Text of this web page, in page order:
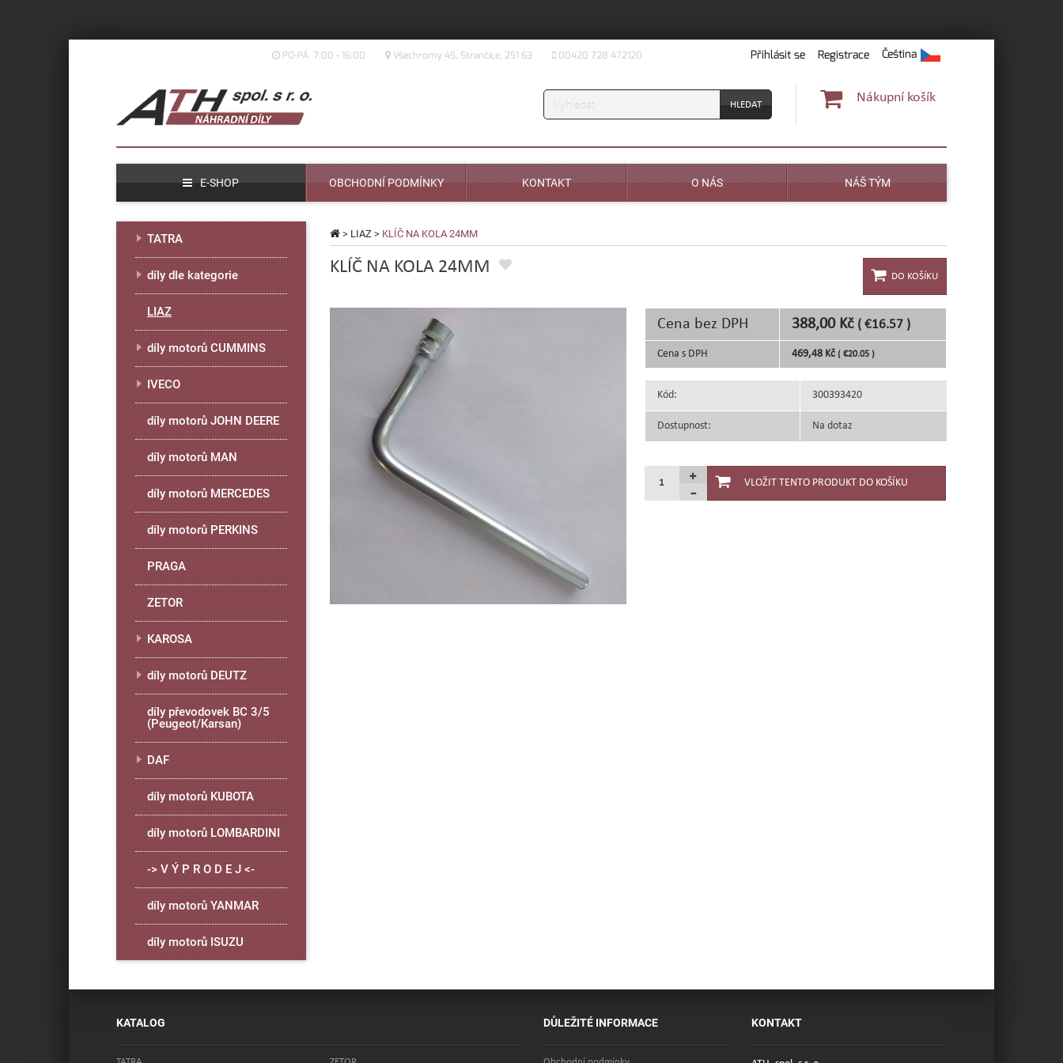
PO-PÁ 7:00 - 16:00 Všechromy 45, Strančice, 251 63 00420 728 472120 Přihlásit se Registrace Čeština
Vyhledávání
Nákupní košík
E-SHOP OBCHODNÍ PODMÍNKY KONTAKT O NÁS NÁŠ TÝM
> LIAZ > KLÍČ NA KOLA 24MM
KLÍČ NA KOLA 24MM
Cena bez DPH 388,00 Kč ( €16.57 )
Cena s DPH 469,48 Kč ( €20.05 )
Kód: 300393420
Dostupnost: Na dotaz
TATRA
díly dle kategorie
LIAZ
díly motorů CUMMINS
IVECO
díly motorů JOHN DEERE
díly motorů MAN
díly motorů MERCEDES
díly motorů PERKINS
PRAGA
ZETOR
KAROSA
díly motorů DEUTZ
díly převodovek BC 3/5
(Peugeot/Karsan)
DAF
díly motorů KUBOTA
díly motorů LOMBARDINI
-> V Ý P R O D E J <-
díly motorů YANMAR
díly motorů ISUZU
KATALOG DŮLEŽITÉ INFORMACE KONTAKT